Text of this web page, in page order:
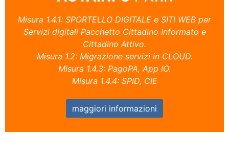
Misura 1.4.1: SPORTELLO DIGITALE e SITI WEB per
Servizi digitali Pacchetto Cittadino Informato e
Cittadino Attivo.
Misura 1.2: Migrazione servizi in CLOUD.
Misura 1.4.3: PagoPA, App IO.
Misura 1.4.4: SPID, CIE
maggiori informazioni